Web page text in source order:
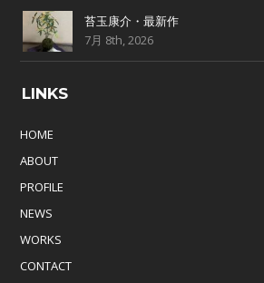
苔玉康介・最新作
7月 8th, 2026
LINKS
HOME
ABOUT
PROFILE
NEWS
WORKS
CONTACT